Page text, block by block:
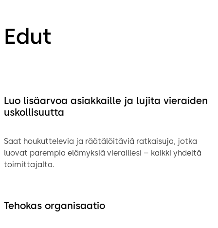
Edut
Luo lisäarvoa asiakkaille ja lujita vieraiden
uskollisuutta
Saat houkuttelevia ja räätälöitäviä ratkaisuja, jotka
luovat parempia elämyksiä vieraillesi – kaikki yhdeltä
toimittajalta.
Tehokas organisaatio